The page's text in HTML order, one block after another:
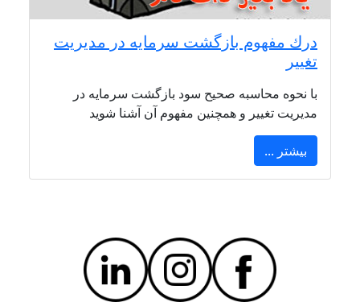
درك مفهوم بازگشت سرمايه در مديريت
تغيير
با نحوه محاسبه صحیح سود بازگشت سرمایه در
مدیریت تغییر و همچنین مفهوم آن آشنا شوید
بیشتر ...